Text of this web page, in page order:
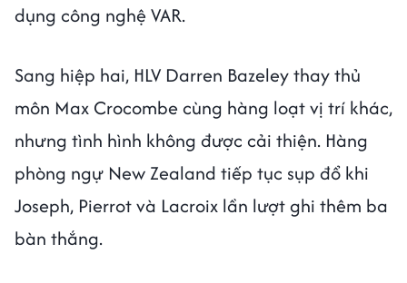
dụng công nghệ VAR.
Sang hiệp hai, HLV Darren Bazeley thay thủ
môn Max Crocombe cùng hàng loạt vị trí khác,
nhưng tình hình không được cải thiện. Hàng
phòng ngự New Zealand tiếp tục sụp đổ khi
Joseph, Pierrot và Lacroix lần lượt ghi thêm ba
bàn thắng.